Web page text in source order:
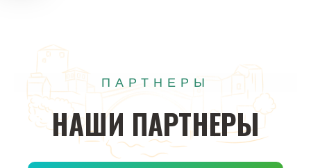
ПАРТНЕРЫ
НАШИ ПАРТНЕРЫ